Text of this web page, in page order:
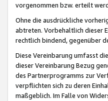
vorgenommen bzw. erteilt
Ohne die ausdrückliche
abtreten. Vorbehaltlich dieser
rechtlich bindend, gegenüber
Diese Vereinbarung umfasst
dieser Vereinbarung Bezug
des Partnerprogramms zur
verpflichten sich zu deren
maßgeblich. Im Falle von